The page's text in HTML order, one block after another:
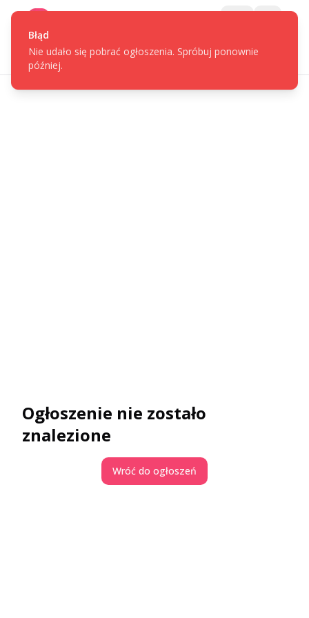
Ogłoszenie nie zostało
znalezione
Wróć do ogłoszeń
Błąd
Nie udało się pobrać ogłoszenia. Spróbuj ponownie
później.